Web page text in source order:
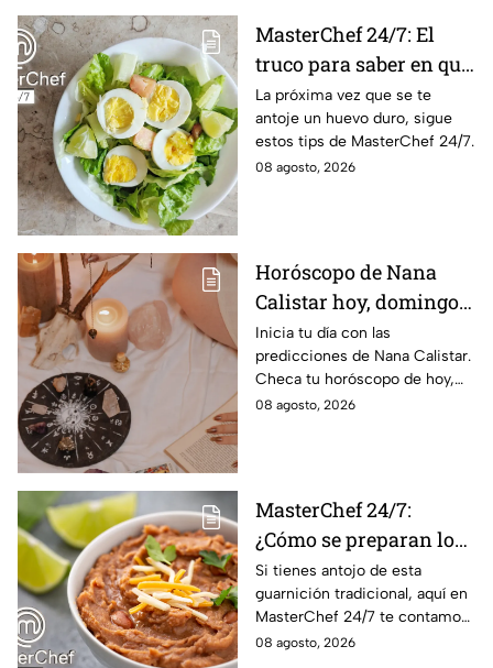
MasterChef 24/7: El
truco para saber en qué
momento está listo un
huevo cocido
La próxima vez que se te
antoje un huevo duro, sigue
estos tips de MasterChef 24/7.
08 agosto, 2026
Horóscopo de Nana
Calistar hoy, domingo 9
de agosto: estos signos
tendrán ingresos extra
Inicia tu día con las
predicciones de Nana Calistar.
Checa tu horóscopo de hoy,
domingo 9 de agosto, y
08 agosto, 2026
MasterChef 24/7:
¿Cómo se preparan los
frijoles puercos estilo
Sonora?
Si tienes antojo de esta
guarnición tradicional, aquí en
MasterChef 24/7 te contamos
la receta.
08 agosto, 2026